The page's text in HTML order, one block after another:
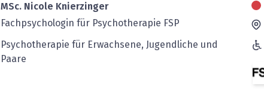
MSc. Nicole Knierzinger
Fachpsychologin für Psychotherapie FSP
Psychotherapie für Erwachsene, Jugendliche und
Paare